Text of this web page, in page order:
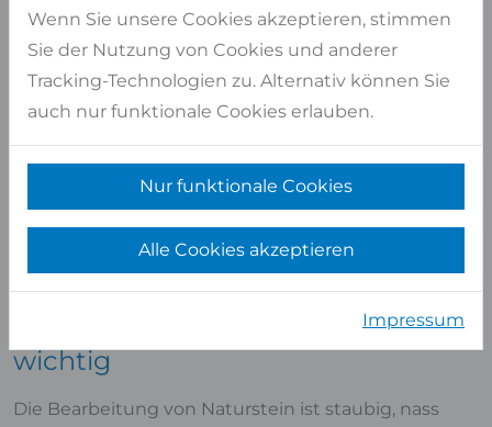
von Produkten aus Asien garantieren, dass wir nur
Natursteinprodukte in den Markt bringen, für die es
eine Zertifizierung von Fair Stone gibt, oder
beauftragt wurde.
Darum ist die Zertifizierung so
wichtig
Die Bearbeitung von Naturstein ist staubig, nass
Wenn Sie unsere Cookies akzeptieren, stimmen
Sie der Nutzung von Cookies und anderer
Tracking-Technologien zu. Alternativ können Sie
auch nur funktionale Cookies erlauben.
Nur funktionale Cookies
Alle Cookies akzeptieren
Impressum